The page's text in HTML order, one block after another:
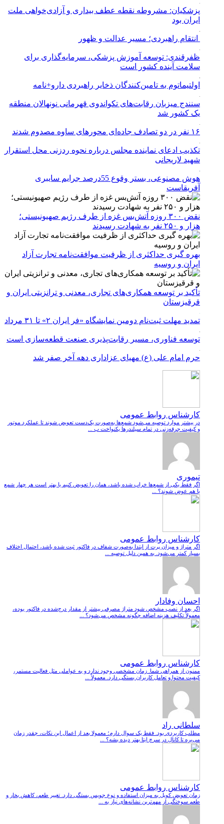
پزشکیان: مشروطه نقطه عطف بیداری و آزادی‌خواهی ملت
ایران بود
انتقام راهبردی؛ مسیر عدالت و ظهور
ظفرقندی: توسعه آموزش پزشکی، سرمایه‌گذاری برای
سلامت آینده کشور است
اولتیماتوم به تامین‌کنندگان ذخایر راهبردی دارو+نامه
سنندج میزبان رقابت‌های تکواندوی قهرمانی نونهالان منطقه
یک کشور شد
۱۶ نفر در دو تصادف جاده‌ای محورهای ساوه مصدوم شدند
تکذیب ادعای نماینده مجلس درباره نحوه ردزنی محل استقرار
شهید لاریجانی
هوش مصنوعی، بستر وقوع 55درصد جرایم سایبری
آفریقاست
نقض ۳۰۰ روزه آتش‌بس غزه از طرف رژیم صهیونیستی؛
هزار و ۲۵۰ نفر به شهادت رسیدند
بهره گیری حداکثری از ظرفیت موافقت‌نامه تجارت آزاد
ایران و روسیه
تأکید بر توسعه همکاری‌های تجاری، معدنی و ترانزیتی ایران و
قرقیزستان
تمدید مهلت ثبت‌نام دومین نمایشگاه «فر ایران ۲» تا ۳۱ مرداد
توسعه فناوری، مسیر رقابت‌پذیری صنعت قطعه‌سازی است
حرم امام علی (ع) مهیای عزاداری دهه آخر صفر شد
کارشناس روابط عمومی
در بیشتر موارد توصیه می‌شود شمع‌ها به‌صورت یک‌دست تعویض شوند تا عملکرد موتور
و کیفیت جرقه‌زنی در تمام سیلندرها یکنواخت ب ...
تیموری
اگر فقط یکی از شمع‌ها خراب شده باشد، همان را تعویض کنیم یا بهتر است هر چهار شمع
با هم عوض شوند؟ ...
کارشناس روابط عمومی
اگر متراژ و میزان پرت از ابتدا به‌صورت شفاف در فاکتور ثبت شده باشد، احتمال اختلاف
بسیار کمتر می‌شود. به همین دلیل توصیه ...
احسان وفادار
اگر بعد از نصب مشخص شود متراژ مصرفی بیشتر از مقدار درج‌شده در فاکتور بوده،
معمولاً تکلیف هزینه اضافه چگونه مشخص می‌شود؟ ...
کارشناس روابط عمومی
ممنون از همراهی شما. زمان مشخصی وجود ندارد و به عواملی مثل فعالیت مستمر،
کیفیت محتوا و تعامل کاربران بستگی دارد. معمولاً ...
سلطانی راد
مطلب کاربردی بود. فقط یک سوال دارم؛ معمولا بعد از اعمال این نکات، چقدر زمان
می‌بره تا کانال در سرچ ایتا بهتر دیده بشه؟ ...
کارشناس روابط عمومی
زمان تعویض کویل به میزان استفاده و نوع جویس بستگی دارد. تغییر طعم، کاهش بخار و
طعم سوختگی از مهم‌ترین نشانه‌های نیاز به ...